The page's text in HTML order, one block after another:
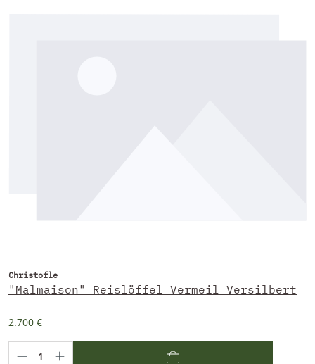
Christofle
"Malmaison" Reislöffel Vermeil Versilbert
2.700 €